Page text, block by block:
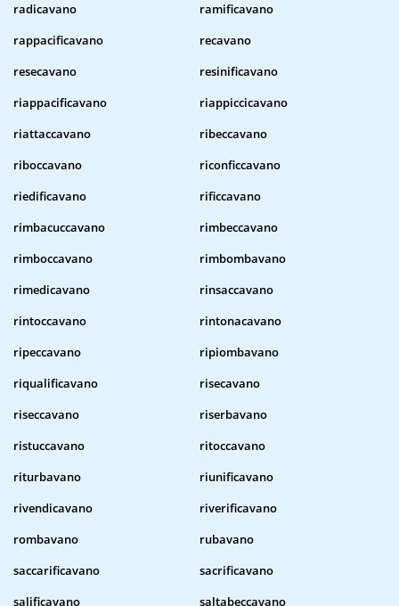
radicavano
ramificavano
rappacificavano
recavano
resecavano
resinificavano
riappacificavano
riappiccicavano
riattaccavano
ribeccavano
riboccavano
riconficcavano
riedificavano
rificcavano
rimbacuccavano
rimbeccavano
rimboccavano
rimbombavano
rimedicavano
rinsaccavano
rintoccavano
rintonacavano
ripeccavano
ripiombavano
riqualificavano
risecavano
riseccavano
riserbavano
ristuccavano
ritoccavano
riturbavano
riunificavano
rivendicavano
riverificavano
rombavano
rubavano
saccarificavano
sacrificavano
salificavano
saltabeccavano